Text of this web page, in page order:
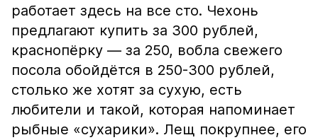
работает здесь на все сто. Чехонь
предлагают купить за 300 рублей,
краснопёрку — за 250, вобла свежего
посола обойдётся в 250-300 рублей,
столько же хотят за сухую, есть
любители и такой, которая напоминает
рыбные «сухарики». Лещ покрупнее, его